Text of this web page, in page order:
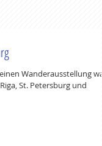
Wanderausstellung war
St. Petersburg und